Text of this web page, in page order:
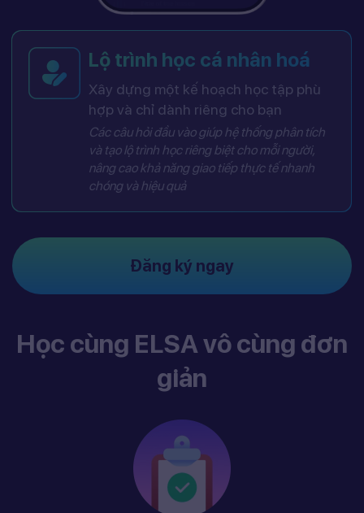
Lộ trình học cá nhân hoá
Xây dựng một kế hoạch học tập phù
hợp và chỉ dành riêng cho bạn
Các câu hỏi đầu vào giúp hệ thống phân tích
và tạo lộ trình học riêng biệt cho mỗi người,
nâng cao khả năng giao tiếp thực tế nhanh
chóng và hiệu quả
Đăng ký ngay
Học cùng ELSA vô cùng đơn
giản